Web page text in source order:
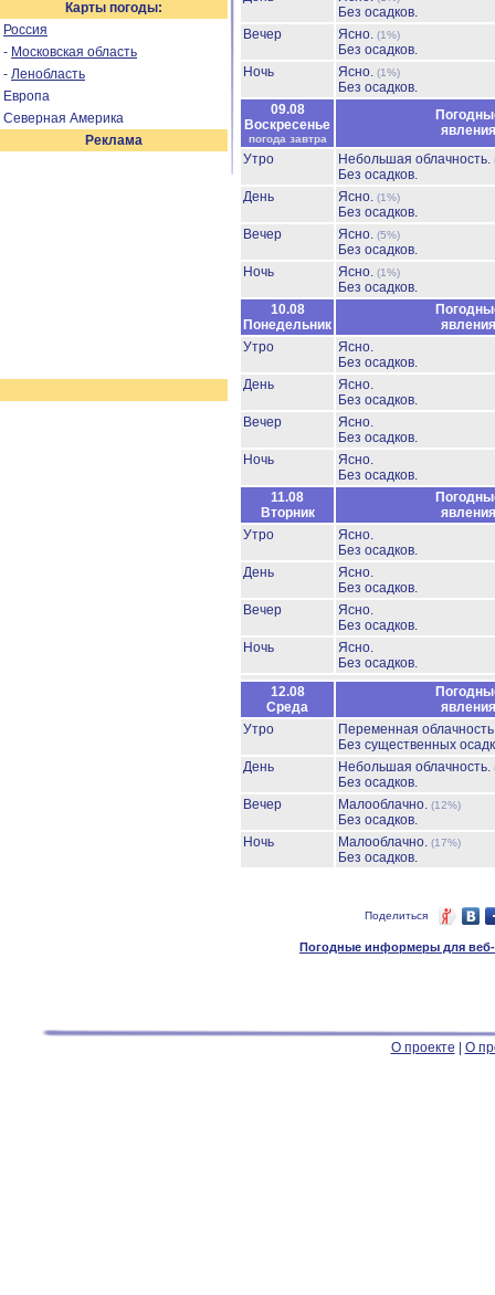
Карты погоды:
Россия
- Московская область
- Ленобласть
Европа
Северная Америка
Реклама
Без осадков.
Вечер
Ясно. (1%)
Без осадков.
Ночь
Ясно. (1%)
Без осадков.
09.08
Воскресенье
погода завтра
явления
Утро
Небольшая облачность.
Без осадков.
День
Ясно. (1%)
Без осадков.
Вечер
Ясно. (5%)
Без осадков.
Ночь
Ясно. (1%)
Без осадков.
10.08
Понедельник
явления
Утро
Ясно.
Без осадков.
День
Ясно.
Без осадков.
Вечер
Ясно.
Без осадков.
Ночь
Ясно.
Без осадков.
11.08
Вторник
явления
Утро
Ясно.
Без осадков.
День
Ясно.
Без осадков.
Вечер
Ясно.
Без осадков.
Ночь
Ясно.
Без осадков.
12.08
Среда
явления
Утро
Переменная
Без существенных
День
Небольшая облачность.
Без осадков.
Вечер
Малооблачно. (12%)
Без осадков.
Ночь
Малооблачно. (17%)
Без осадков.
Поделиться
Погодные информеры для веб-
О проекте О